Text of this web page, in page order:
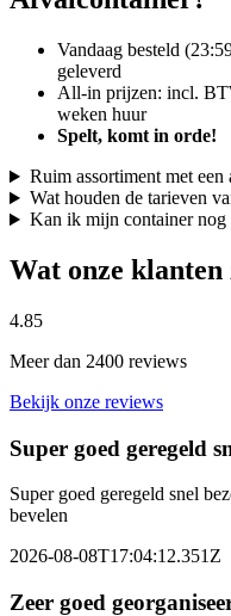
Vandaag besteld
geleverd
All-in prijzen: incl.
weken huur
Spelt, komt in orde!
Ruim assortiment met
Wat houden de tarieven
Kan ik mijn container nog
Wat onze klanten
4.85
Meer dan 2400 reviews
Bekijk onze reviews
Super goed geregeld
Super goed geregeld snel
bevelen
2026-08-08T17:04:12.351Z
Zeer goed